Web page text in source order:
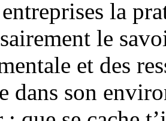
la
le
et des
dans son